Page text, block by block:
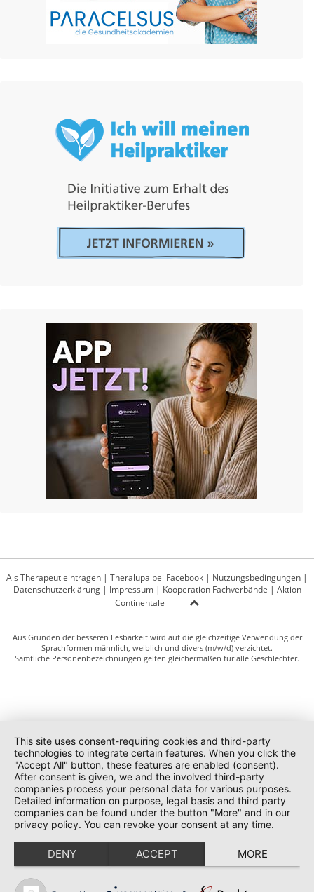
Als Therapeut eintragen | Theralupa bei Facebook | Nutzungsbedingungen |
Datenschutzerklärung| Impressum| Kooperation Fachverbände | Aktion
Continentale
Aus Gründen der besseren Lesbarkeit wird auf die gleichzeitige Verwendung der
Sprachformen männlich, weiblich und divers (m/w/d) verzichtet.
Sämtliche Personenbezeichnungen gelten gleichermaßen für alle Geschlechter.
This site uses consent-requiring cookies and third-party
technologies to integrate certain features. When you click the
"Accept All" button, these features are enabled (consent).
After consent is given, we and the involved third-party
companies process your personal data for various purposes.
Detailed information on purpose, legal basis and third party
companies can be found under the button "More" and in our
privacy policy. You can revoke your consent at any time.
DENY ACCEPT MORE